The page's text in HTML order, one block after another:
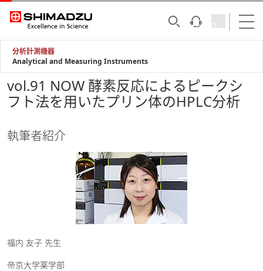
分析計測機器
Analytical and Measuring Instruments
vol.91 NOW 酵素反応によるピークシ
フト法を用いたプリン体のHPLC分析
執筆者紹介
福内 友子 先生
帝京大学薬学部